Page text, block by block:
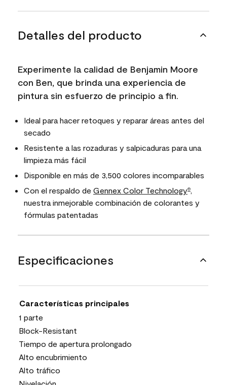
Detalles del producto
Experimente la calidad de Benjamin Moore
con Ben, que brinda una experiencia de
pintura sin esfuerzo de principio a fin.
Ideal para hacer retoques y reparar áreas antes del
secado
Resistente a las rozaduras y salpicaduras para una
limpieza más fácil
Disponible en más de 3,500 colores incomparables
Con el respaldo de Gennex Color Technology®,
nuestra inmejorable combinación de colorantes y
fórmulas patentadas
Especificaciones
Características principales
1 parte
Block-Resistant
Tiempo de apertura prolongado
Alto encubrimiento
Alto tráfico